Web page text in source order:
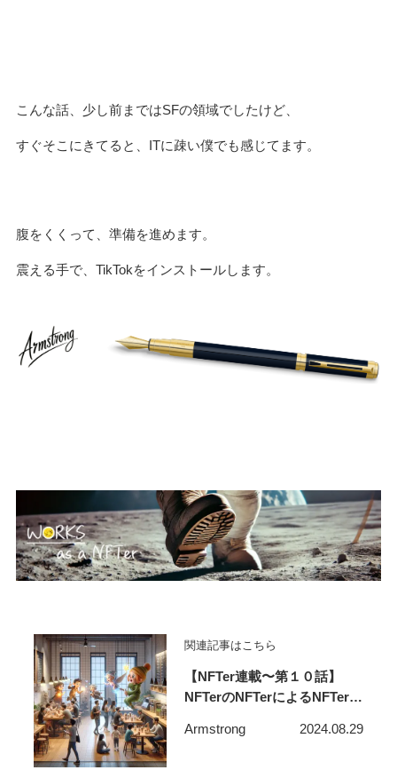
こんな話、少し前まではSFの領域でしたけど、
すぐそこにきてると、ITに疎い僕でも感じてます。
腹をくくって、準備を進めます。
震える手で、TikTokをインストールします。
関連記事はこちら
【NFTer連載〜第１０話】
NFTerのNFTerによるNFTerの
Armstrong 2024.08.29